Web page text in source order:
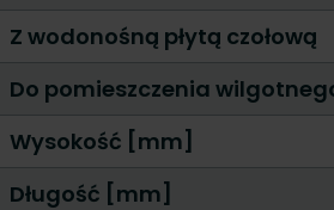
Z wodonośną płytą czołową
Do pomieszczenia
Wysokość [mm]
Długość [mm]